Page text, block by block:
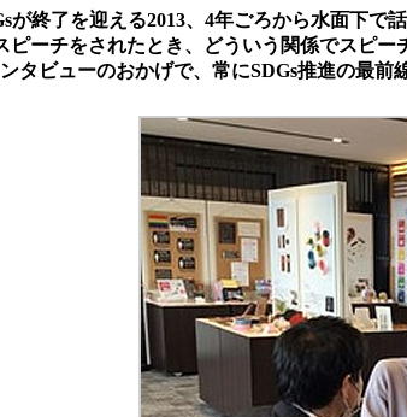
が終了を迎える2013、4年ごろから水面下で
ピーチをされたとき、どういう関係でスピ
タビューのおかげで、常にSDGs推進の最